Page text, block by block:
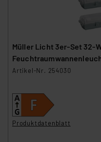
Müller Licht 3er-Set 32-
3360 lm, 4000 K, 120 cm
Artikel-Nr. 254030
Produktdatenblatt